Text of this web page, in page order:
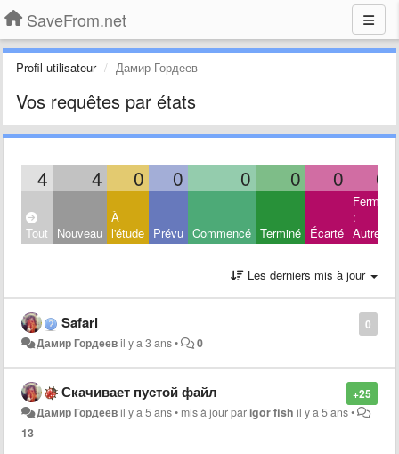
SaveFrom.net
Profil utilisateur Дамир Гордеев
Vos requêtes par états
4 4 0 0 0 0 0 0
Tout Nouveau
À
l'étude Prévu Commencé Terminé Écarté
Fermé
:
Autres
Les derniers mis à jour
0
Safari
Дамир Гордеевil y a 3 ans• 0
+25
Скачивает пустой файл
Дамир Гордеевil y a 5 ans• mis à jour parigor fish il y a 5 ans•
13